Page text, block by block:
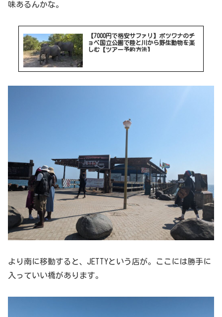
味あるんかな。
【7000円で格安サファリ】ボツワナのチ
ョベ国立公園で陸と川から野生動物を楽
しむ【ツアー予約方法】
より南に移動すると、JETTYという店が。ここには勝手に
入っていい橋があります。